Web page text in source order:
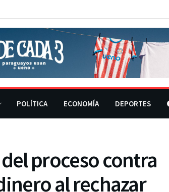
POLÍTICA ECONOMÍA DEPORTES
proceso contra
al rechazar